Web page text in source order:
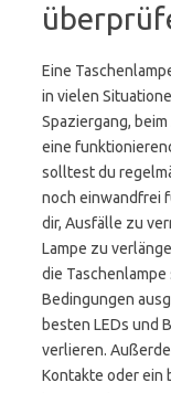
Eine
in vielen
Spaziergang,
eine
solltest du
noch einwandfrei
dir, Ausfälle zu
Lampe zu
die
Bedingungen
besten LEDs und
verlieren.
Kontakte oder ein